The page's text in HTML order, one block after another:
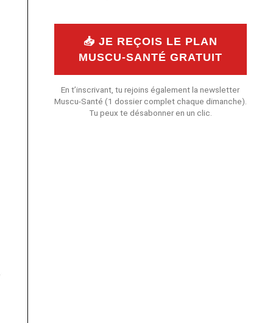
📥 JE REÇOIS LE PLAN
MUSCU-SANTÉ GRATUIT
En t’inscrivant, tu rejoins également la newsletter
Muscu-Santé (1 dossier complet chaque dimanche).
Tu peux te désabonner en un clic.